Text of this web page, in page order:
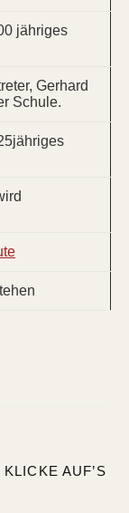
jähriges
Gerhard
Schule.
AUF’S